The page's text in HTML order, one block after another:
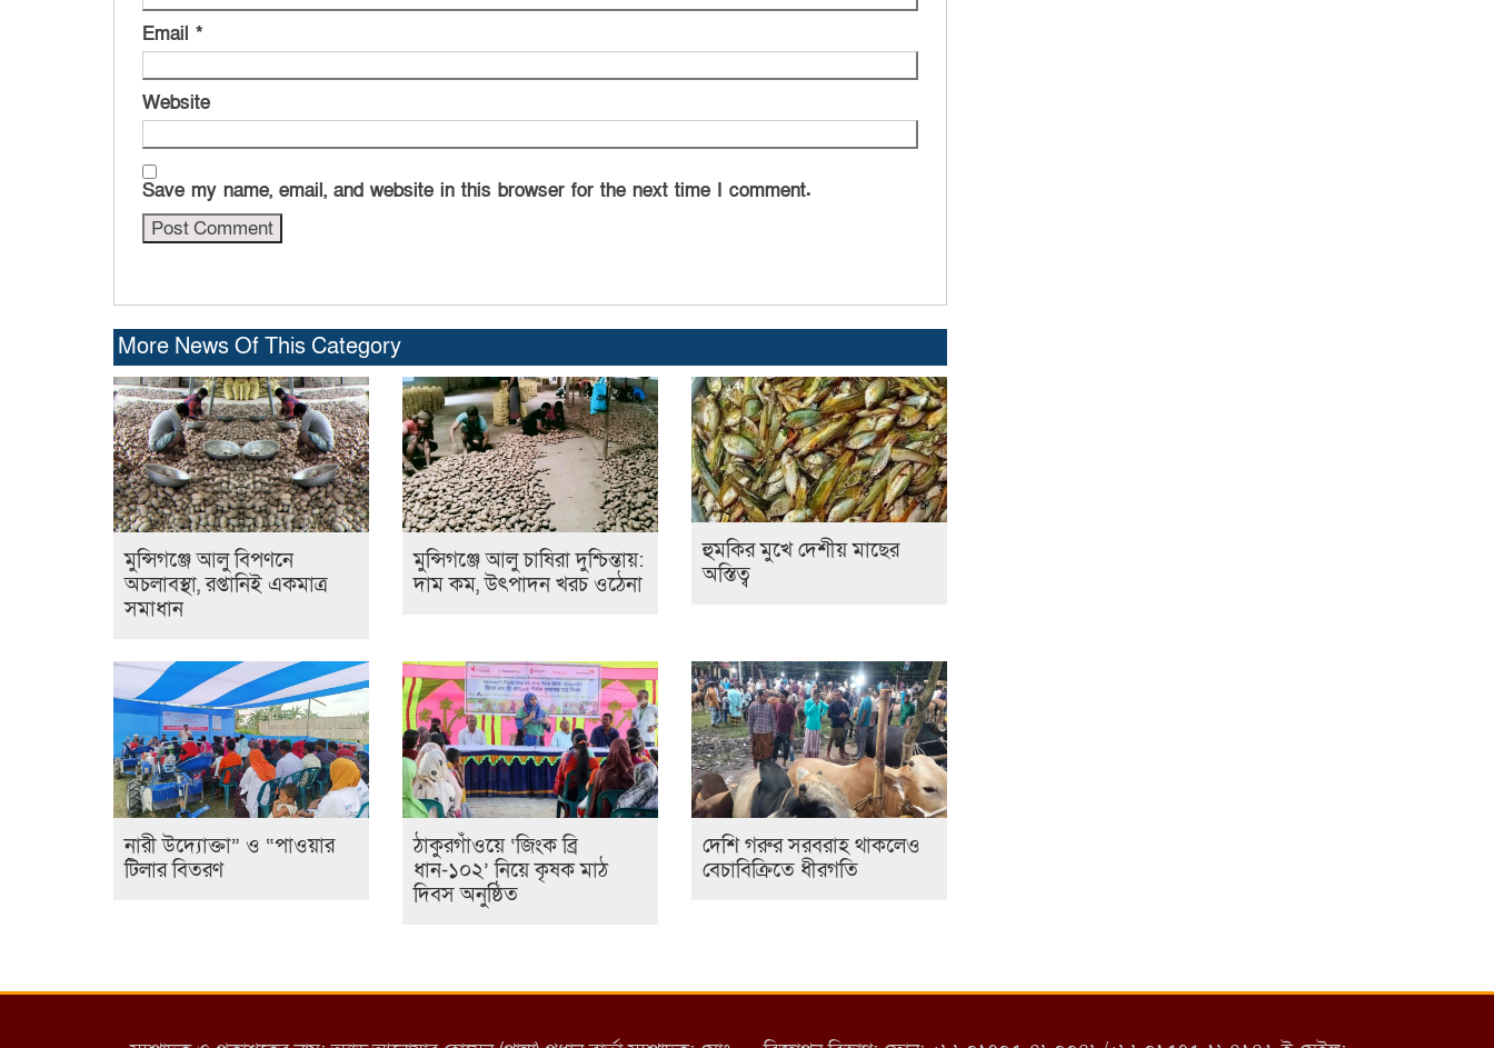
Email *
Website
Save my name, email, and website in this browser for the next time I comment.
More News Of This Category
মুন্সিগঞ্জে আলু বিপণনে
অচলাবস্থা, রপ্তানিই একমাত্র
সমাধান
মুন্সিগঞ্জে আলু চাষিরা দুশ্চিন্তায়:
দাম কম, উৎপাদন খরচ ওঠেনা
হুমকির মুখে দেশীয় মাছের
অস্তিত্ব
নারী উদ্যোক্তা” ও “পাওয়ার
টিলার বিতরণ
ঠাকুরগাঁওয়ে ‘জিংক ব্রি
ধান-১০২’ নিয়ে কৃষক মাঠ
দিবস অনুষ্ঠিত
দেশি গরুর সরবরাহ থাকলেও
বেচাবিক্রিতে ধীরগতি